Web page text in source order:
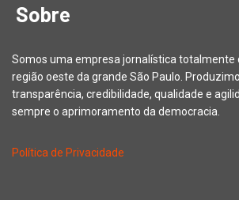
Sobre
Somos uma empresa jornalística totalmente
região oeste da grande São Paulo.
transparência, credibilidade, qualidade e
sempre o aprimoramento da democracia.
Política de Privacidade